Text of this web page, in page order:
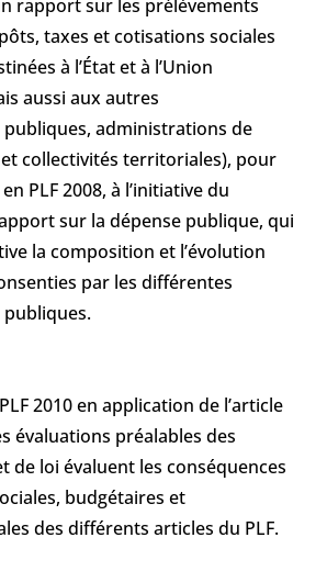
rapport sur les prélèvements
taxes et cotisations sociales
à l’État et à l’Union
aussi aux autres
administrations de
collectivités territoriales), pour
PLF 2008, à l’initiative du
sur la dépense publique, qui
la composition et l’évolution
par les différentes
2010 en application de l’article
évaluations préalables des
de loi évaluent les conséquences
budgétaires et
des différents articles du PLF.